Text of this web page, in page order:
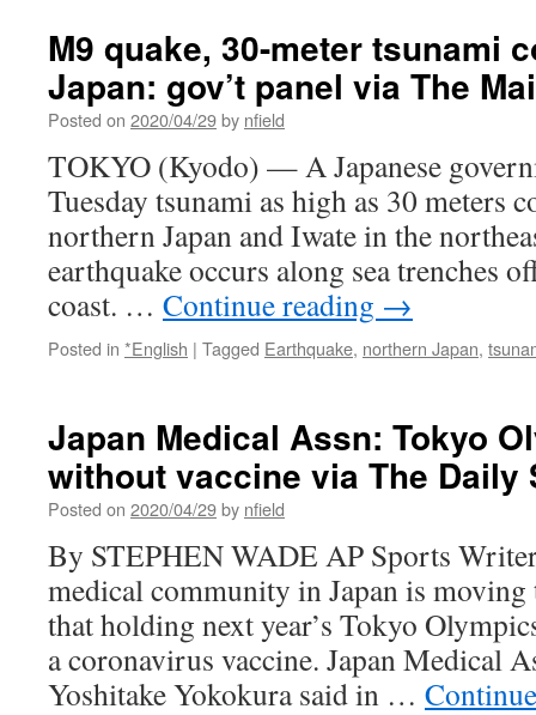
M9 quake, 30-meter tsunami
Japan: gov’t panel via The
Posted on 2020/04/29by nfield
TOKYO (Kyodo) — A Japanese
Tuesday tsunami as high as 30 meters
northern Japan and Iwate in the
earthquake occurs along sea trenches
coast. … Continue reading →
Posted in *English | Tagged Earthquake, northern Japan,
Japan Medical Assn: Tokyo
without vaccine via The Daily
Posted on 2020/04/29by nfield
By STEPHEN WADE AP Sports
medical community in Japan is moving
that holding next year’s Tokyo
a coronavirus vaccine. Japan Medical
Yoshitake Yokokura said in …